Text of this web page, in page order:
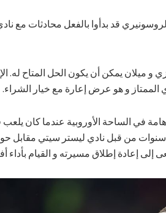
قد بدأوا بالفعل محادثات مع
و ميلان يمكن أن يكون الحل المتاح له.
الممتاز و هو عرض إعارة مع خيار الشراء.
من العمر 24 عامًا موهبة هامة في الساحة الأوروبية عندما
إعادة إطلاق مسيرته و القيام بأداء